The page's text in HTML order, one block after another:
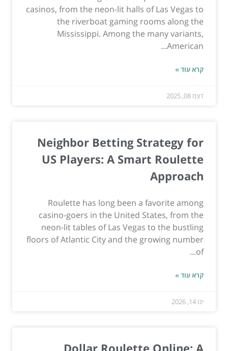
casinos, from the neon-lit halls of Las Vegas to
the riverboat gaming rooms along the
Mississippi. Among the many variants,
American...
קרא עוד »
דצמ 08, 2025
Neighbor Betting Strategy for
US Players: A Smart Roulette
Approach
Roulette has long been a favorite among
casino-goers in the United States, from the
neon-lit tables of Las Vegas to the bustling
floors of Atlantic City and the growing number
of...
קרא עוד »
ינו 14, 2026
Dollar Roulette Online: A